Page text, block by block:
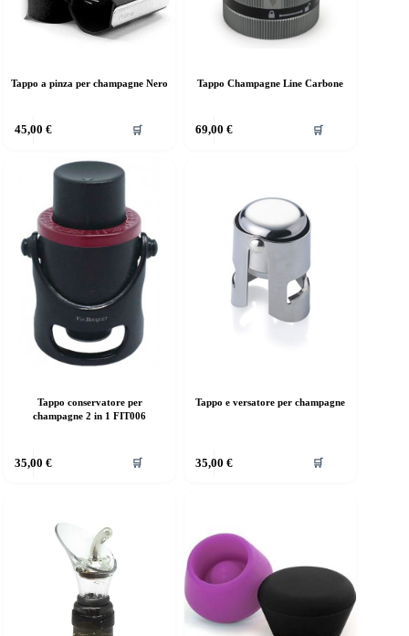
Tappo a pinza per champagne Nero
45,00 € 🛒
Tappo Champagne Line Carbone
69,00 € 🛒
Tappo conservatore per
champagne 2 in 1 FIT006
35,00 € 🛒
Tappo e versatore per champagne
35,00 € 🛒